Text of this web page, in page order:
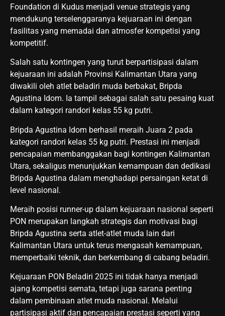
Foundation di Kudus menjadi venue strategis yang
mendukung terselenggaranya kejuaraan ini dengan
fasilitas yang memadai dan atmosfer kompetisi yang
kompetitif.
Salah satu kontingen yang turut berpartisipasi dalam
kejuaraan ini adalah Provinsi Kalimantan Utara yang
diwakili oleh atlet beladiri muda berbakat, Bripda
Agustina Idom. Ia tampil sebagai salah satu pesaing kuat
dalam kategori randori kelas 55 kg putri.
Bripda Agustina Idom berhasil meraih Juara 2 pada
kategori randori kelas 55 kg putri. Prestasi ini menjadi
pencapaian membanggakan bagi kontingen Kalimantan
Utara, sekaligus menunjukkan kemampuan dan dedikasi
Bripda Agustina dalam menghadapi persaingan ketat di
level nasional.
Meraih posisi runner-up dalam kejuaraan nasional seperti
PON merupakan langkah strategis dan motivasi bagi
Bripda Agustina serta atlet-atlet muda lain dari
Kalimantan Utara untuk terus mengasah kemampuan,
memperbaiki teknik, dan berkembang di cabang beladiri.
Kejuaraan PON Beladiri 2025 ini tidak hanya menjadi
ajang kompetisi semata, tetapi juga sarana penting
dalam pembinaan atlet muda nasional. Melalui
partisipasi aktif dan pencapaian prestasi seperti yang